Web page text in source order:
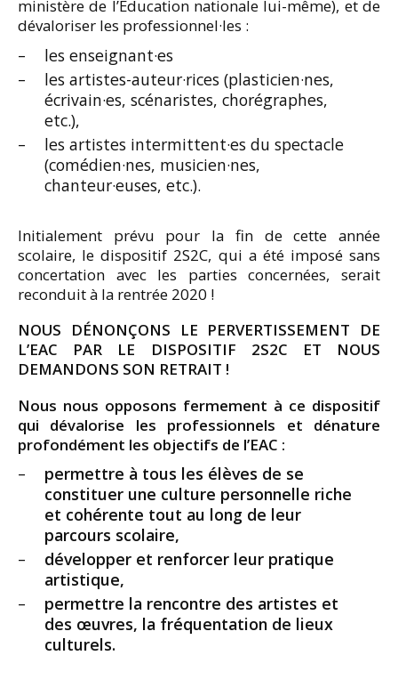
ministère de l’Éducation nationale lui-même), et de
dévaloriser les professionnel·les :
les enseignant·es
les artistes-auteur·rices (plasticien·nes,
écrivain·es, scénaristes, chorégraphes,
etc.),
les artistes intermittent·es du spectacle
(comédien·nes, musicien·nes,
chanteur·euses, etc.).
Initialement prévu pour la fin de cette année
scolaire, le dispositif 2S2C, qui a été imposé sans
concertation avec les parties concernées, serait
reconduit à la rentrée 2020 !
NOUS DÉNONÇONS LE PERVERTISSEMENT DE
L’EAC PAR LE DISPOSITIF 2S2C ET NOUS
DEMANDONS SON RETRAIT !
Nous nous opposons fermement à ce dispositif
qui dévalorise les professionnels et dénature
profondément les objectifs de l’EAC :
permettre à tous les élèves de se
constituer une culture personnelle riche
et cohérente tout au long de leur
parcours scolaire,
développer et renforcer leur pratique
artistique,
permettre la rencontre des artistes et
des œuvres, la fréquentation de lieux
culturels.